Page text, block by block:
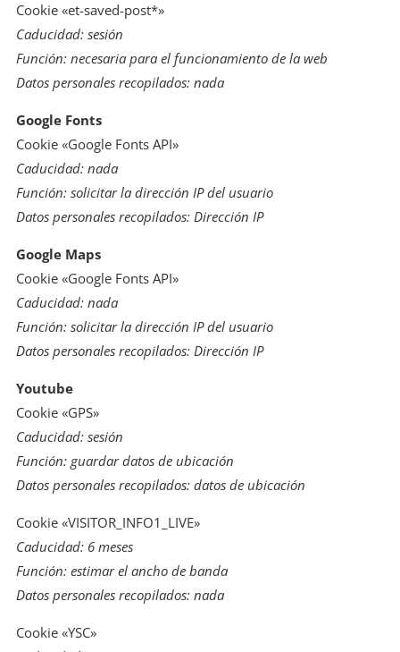
Cookie «et-saved-post*»
Caducidad: sesión
Función: necesaria para el funcionamiento de la web
Datos personales recopilados: nada
Google Fonts
Cookie «Google Fonts API»
Caducidad: nada
Función: solicitar la dirección IP del usuario
Datos personales recopilados: Dirección IP
Google Maps
Cookie «Google Fonts API»
Caducidad: nada
Función: solicitar la dirección IP del usuario
Datos personales recopilados: Dirección IP
Youtube
Cookie «GPS»
Caducidad: sesión
Función: guardar datos de ubicación
Datos personales recopilados: datos de ubicación
Cookie «VISITOR_INFO1_LIVE»
Caducidad: 6 meses
Función: estimar el ancho de banda
Datos personales recopilados: nada
Cookie «YSC»